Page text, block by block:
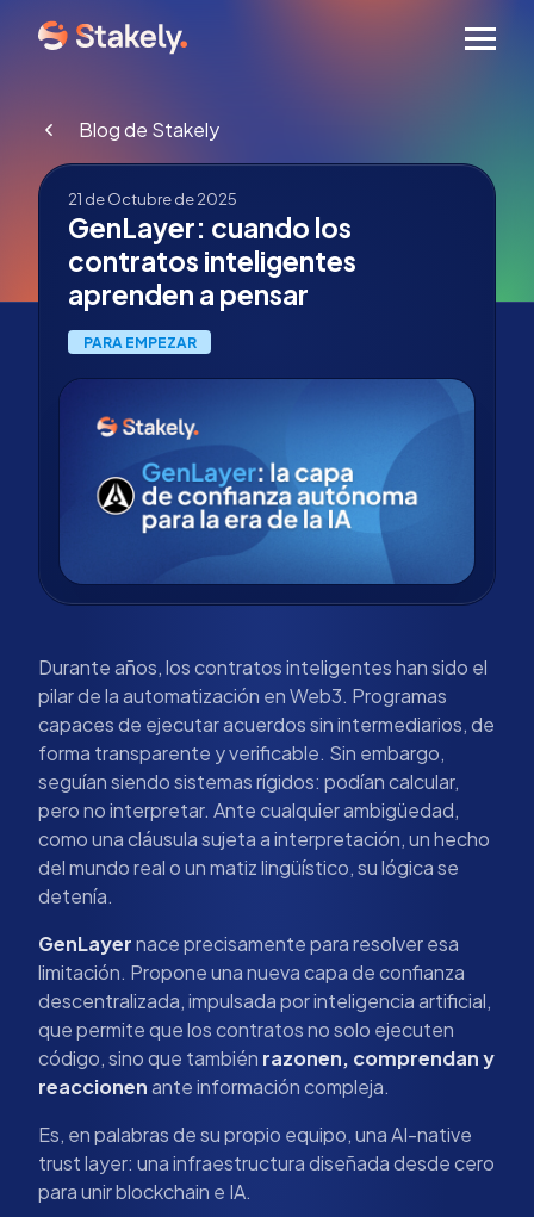
Blog de Stakely
21 de Octubre de 2025
GenLayer: cuando los
contratos inteligentes
aprenden a pensar
PARA EMPEZAR
Durante años, los contratos inteligentes han sido el
pilar de la automatización en Web3. Programas
capaces de ejecutar acuerdos sin intermediarios, de
forma transparente y verificable. Sin embargo,
seguían siendo sistemas rígidos: podían calcular,
pero no interpretar. Ante cualquier ambigüedad,
como una cláusula sujeta a interpretación, un hecho
del mundo real o un matiz lingüístico, su lógica se
detenía.
GenLayernace precisamente para resolver esa
limitación. Propone una nueva capa de confianza
descentralizada, impulsada por inteligencia artificial,
que permite que los contratos no solo ejecuten
código, sino que también razonen, comprendan y
reaccionenante información compleja.
Es, en palabras de su propio equipo, una AI-native
trust layer: una infraestructura diseñada desde cero
para unir blockchain e IA.